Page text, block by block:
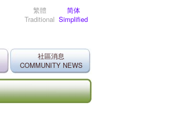
简体
Simplified
繁體
Traditional
社區消息
COMMUNITY NEWS